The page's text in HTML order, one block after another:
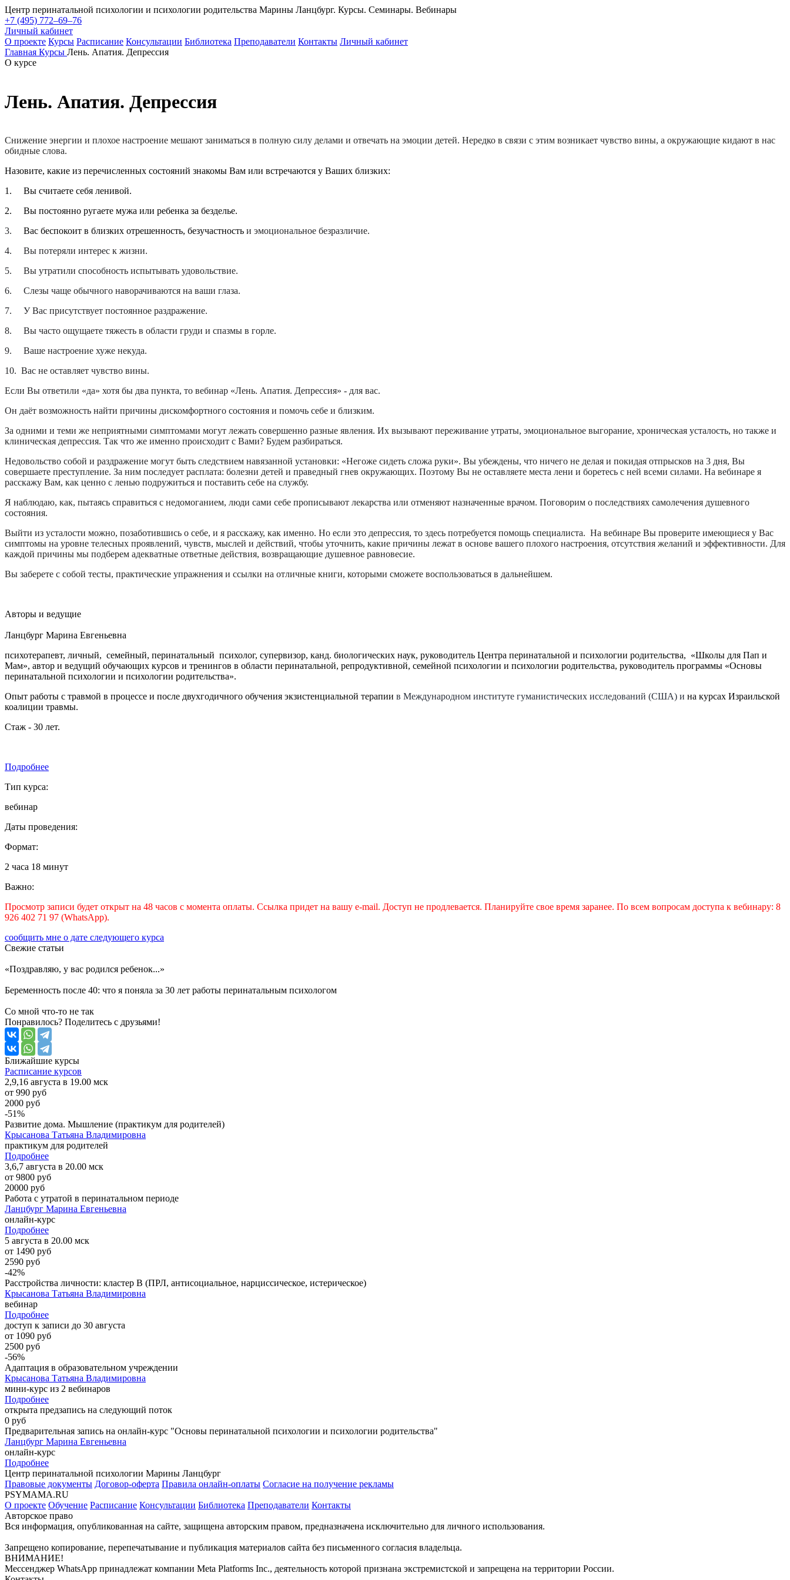
Центр перинатальной психологии и психологии родительства Марины Ланцбург. Курсы. Семинары. Вебинары
+7 (495) 772–69–76
Личный кабинет
О проекте Курсы Расписание Консультации Библиотека Преподаватели Контакты Личный кабинет
Главная Курсы Лень. Апатия. Депрессия
О курсе
Лень. Апатия. Депрессия
Снижение энергии и плохое настроение мешают заниматься в полную силу делами и отвечать на эмоции детей. Нередко в связи с этим возникает чувство вины, а окружающие кидают в нас
обидные слова.
Назовите, какие из перечисленных состояний знакомы Вам или встречаются у Ваших близких:
1. Вы считаете себя ленивой.
2. Вы постоянно ругаете мужа или ребенка за безделье.
3. Вас беспокоит в близких отрешенность, безучастность и эмоциональное безразличие.
4. Вы потеряли интерес к жизни.
5. Вы утратили способность испытывать удовольствие.
6. Слезы чаще обычного наворачиваются на ваши глаза.
7. У Вас присутствует постоянное раздражение.
8. Вы часто ощущаете тяжесть в области груди и спазмы в горле.
9. Ваше настроение хуже некуда.
10. Вас не оставляет чувство вины.
Если Вы ответили «да» хотя бы два пункта, то вебинар «Лень. Апатия. Депрессия» - для вас.
Он даёт возможность найти причины дискомфортного состояния и помочь себе и близким.
За одними и теми же неприятными симптомами могут лежать совершенно разные явления. Их вызывают переживание утраты, эмоциональное выгорание, хроническая усталость, но также и
клиническая депрессия. Так что же именно происходит с Вами? Будем разбираться.
Недовольство собой и раздражение могут быть следствием навязанной установки: «Негоже сидеть сложа руки». Вы убеждены, что ничего не делая и покидая отпрысков на 3 дня, Вы
совершаете преступление. За ним последует расплата: болезни детей и праведный гнев окружающих. Поэтому Вы не оставляете места лени и боретесь с ней всеми силами. На вебинаре я
расскажу Вам, как ценно с ленью подружиться и поставить себе на службу.
Я наблюдаю, как, пытаясь справиться с недомоганием, люди сами себе прописывают лекарства или отменяют назначенные врачом. Поговорим о последствиях самолечения душевного
состояния.
Выйти из усталости можно, позаботившись о себе, и я расскажу, как именно. Но если это депрессия, то здесь потребуется помощь специалиста. На вебинаре Вы проверите имеющиеся у Вас
симптомы на уровне телесных проявлений, чувств, мыслей и действий, чтобы уточнить, какие причины лежат в основе вашего плохого настроения, отсутствия желаний и эффективности. Для
каждой причины мы подберем адекватные ответные действия, возвращающие душевное равновесие.
Вы заберете с собой тесты, практические упражнения и ссылки на отличные книги, которыми сможете воспользоваться в дальнейшем.
Авторы и ведущие
Ланцбург Марина Евгеньевна
психотерапевт, личный, семейный, перинатальный психолог, супервизор, канд. биологических наук, руководитель Центра перинатальной и психологии родительства, «Школы для Пап и
Мам», автор и ведущий обучающих курсов и тренингов в области перинатальной, репродуктивной, семейной психологии и психологии родительства, руководитель программы «Основы
перинатальной психологии и психологии родительства».
Опыт работы с травмой в процессе и после двухгодичного обучения экзистенциальной терапии в Международном институте гуманистических исследований (США) и на курсах Израильской
коалиции травмы.
Стаж - 30 лет.
Подробнее
Тип курса:
вебинар
Даты проведения:
Формат:
2 часа 18 минут
Важно:
Просмотр записи будет открыт на 48 часов с момента оплаты. Ссылка придет на вашу e-mail. Доступ не продлевается. Планируйте свое время заранее. По всем вопросам доступа к вебинару: 8
926 402 71 97 (WhatsApp).
сообщить мне о дате следующего курса
Свежие статьи
«Поздравляю, у вас родился ребенок...»
Беременность после 40: что я поняла за 30 лет работы перинатальным психологом
Со мной что-то не так
Понравилось? Поделитесь с друзьями!
Ближайшие курсы
Расписание курсов
2,9,16 августа в 19.00 мск
от 990 руб
2000 руб
-51%
Развитие дома. Мышление (практикум для родителей)
Крысанова Татьяна Владимировна
практикум для родителей
Подробнее
3,6,7 августа в 20.00 мск
от 9800 руб
20000 руб
Работа с утратой в перинатальном периоде
Ланцбург Марина Евгеньевна
онлайн-курс
Подробнее
5 августа в 20.00 мск
от 1490 руб
2590 руб
-42%
Расстройства личности: кластер B (ПРЛ, антисоциальное, нарциссическое, истерическое)
Крысанова Татьяна Владимировна
вебинар
Подробнее
доступ к записи до 30 августа
от 1090 руб
2500 руб
-56%
Адаптация в образовательном учреждении
Крысанова Татьяна Владимировна
мини-курс из 2 вебинаров
Подробнее
открыта предзапись на следующий поток
0 руб
Предварительная запись на онлайн-курс "Основы перинатальной психологии и психологии родительства"
Ланцбург Марина Евгеньевна
онлайн-курс
Подробнее
Центр перинатальной психологии Марины Ланцбург
Правовые документы Договор-оферта Правила онлайн-оплаты Согласие на получение рекламы
PSYMAMA.RU
О проекте Обучение Расписание Консультации Библиотека Преподаватели Контакты
Авторское право
Вся информация, опубликованная на сайте, защищена авторским правом, предназначена исключительно для личного использования.
Запрещено копирование, перепечатывание и публикация материалов сайта без письменного согласия владельца.
ВНИМАНИЕ!
Мессенджер WhatsApp принадлежат компании Meta Platforms Inc., деятельность которой признана экстремистской и запрещена на территории России.